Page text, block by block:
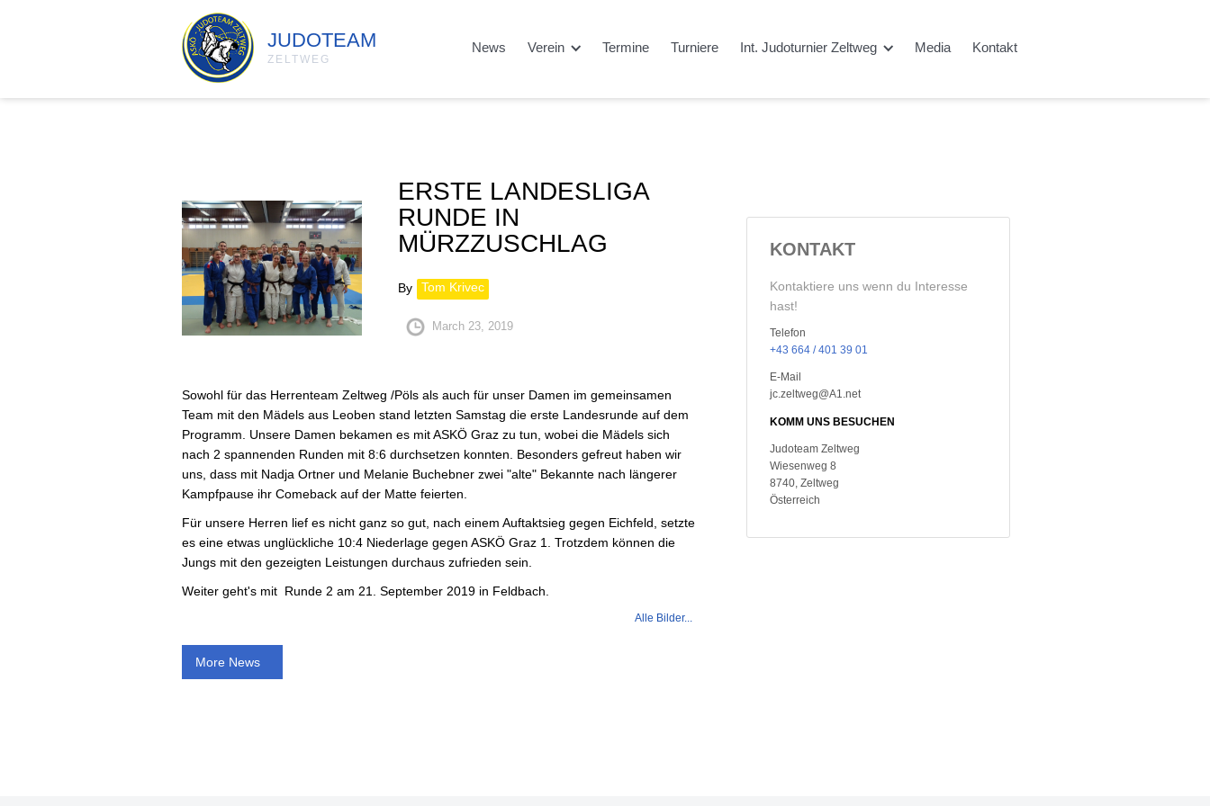
JUDOTEAM
ZELTWEG
News Verein Termine Turniere Int. Judoturnier Zeltweg Media Kontakt
ERSTE LANDESLIGA
RUNDE IN
MÜRZZUSCHLAG
By Tom Krivec
March 23, 2019
Sowohl für das Herrenteam Zeltweg /Pöls als auch für unser Damen im gemeinsamen
Team mit den Mädels aus Leoben stand letzten Samstag die erste Landesrunde auf dem
Programm. Unsere Damen bekamen es mit ASKÖ Graz zu tun, wobei die Mädels sich
nach 2 spannenden Runden mit 8:6 durchsetzen konnten. Besonders gefreut haben wir
uns, dass mit Nadja Ortner und Melanie Buchebner zwei "alte" Bekannte nach längerer
Kampfpause ihr Comeback auf der Matte feierten.
Für unsere Herren lief es nicht ganz so gut, nach einem Auftaktsieg gegen Eichfeld, setzte
es eine etwas unglückliche 10:4 Niederlage gegen ASKÖ Graz 1. Trotzdem können die
Jungs mit den gezeigten Leistungen durchaus zufrieden sein.
Weiter geht's mit Runde 2 am 21. September 2019 in Feldbach.
Alle Bilder...
KONTAKT
Kontaktiere uns wenn du Interesse
hast!
Telefon
+43 664 / 401 39 01
E-Mail
jc.zeltweg@A1.net
KOMM UNS BESUCHEN
Judoteam Zeltweg
Wiesenweg 8
8740, Zeltweg
Österreich
More News